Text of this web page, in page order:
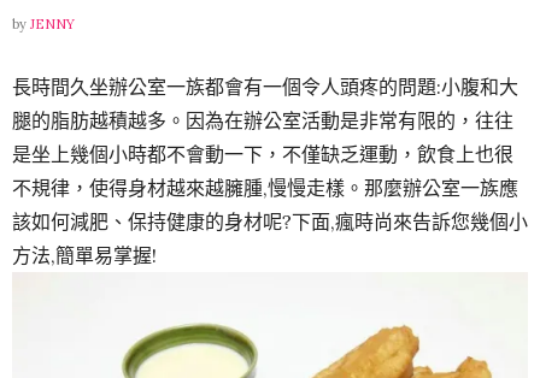
by JENNY
長時間久坐辦公室一族都會有一個令人頭疼的問題:小腹和大
腿的脂肪越積越多。 因為在辦公室活動是非常有限的，往往
是坐上幾個小時都不會動一下，不僅缺乏運動，飲食上也很
不規律，使得身材越來越臃腫,慢慢走樣。那麼辦公室一族應
該如何減肥、保持健康的身材呢?下面,瘋時尚來告訴您幾個小
方法,簡單易掌握!